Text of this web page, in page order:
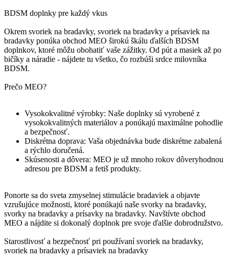
BDSM doplnky pre každý vkus
Okrem svoriek na bradavky, svoriek na bradavky a prísaviek na
bradavky ponúka obchod MEO širokú škálu ďalších BDSM
doplnkov, ktoré môžu obohatiť vaše zážitky. Od pút a masiek až po
bičíky a náradie - nájdete tu všetko, čo rozbúši srdce milovníka
BDSM.
Prečo MEO?
Vysokokvalitné výrobky: Naše doplnky sú vyrobené z
vysokokvalitných materiálov a ponúkajú maximálne pohodlie
a bezpečnosť.
Diskrétna doprava: Vaša objednávka bude diskrétne zabalená
a rýchlo doručená.
Skúsenosti a dôvera: MEO je už mnoho rokov dôveryhodnou
adresou pre BDSM a fetiš produkty.
Ponorte sa do sveta zmyselnej stimulácie bradaviek a objavte
vzrušujúce možnosti, ktoré ponúkajú naše svorky na bradavky,
svorky na bradavky a prísavky na bradavky. Navštívte obchod
MEO a nájdite si dokonalý doplnok pre svoje ďalšie dobrodružstvo.
Starostlivosť a bezpečnosť pri používaní svoriek na bradavky,
svoriek na bradavky a prísaviek na bradavky